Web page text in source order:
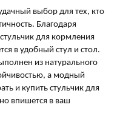
выбор для тех, кто
Благодаря
для кормления
в удобный стул и стол.
из натурального
а модный
и купить стульчик для
впишется в ваш